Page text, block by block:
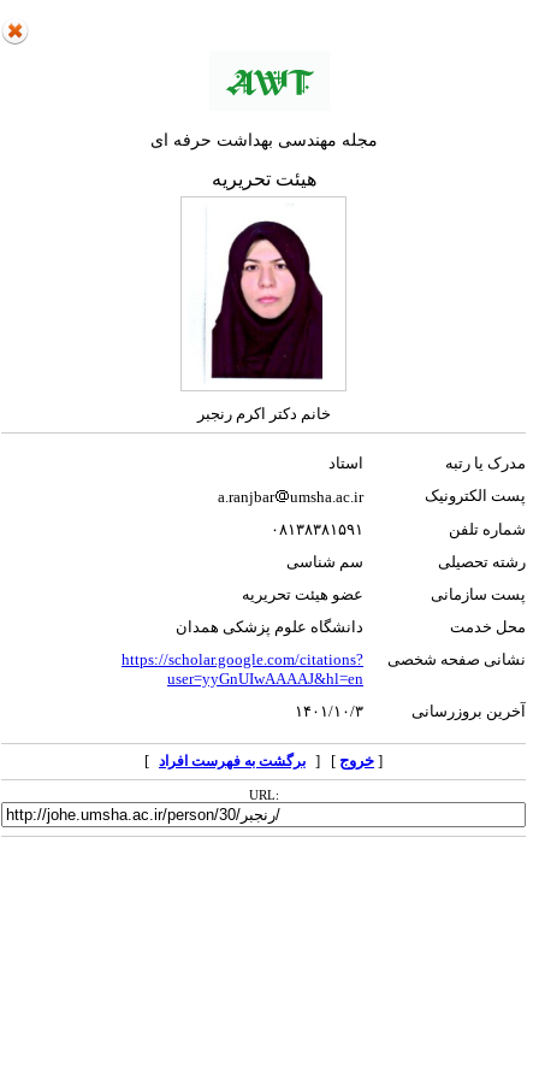
مجله مهندسی بهداشت حرفه ای
هیئت تحریریه
خانم دکتر اکرم رنجبر
مدرک یا رتبه
استاد
پست الکترونیک
a.ranjbar
umsha.ac.ir
شماره تلفن
۰۸۱۳۸۳۸۱۵۹۱
رشته تحصیلی
سم شناسی
پست سازمانی
عضو هیئت تحریریه
محل خدمت
دانشگاه علوم پزشکی همدان
نشانی صفحه شخصی
https://scholar.google.com/citations?
user=yyGnUIwAAAAJ&hl=en
آخرین بروزرسانی
۱۴۰۱/۱۰/۳
خروج] [ برگشت به فهرست افراد ]
URL: